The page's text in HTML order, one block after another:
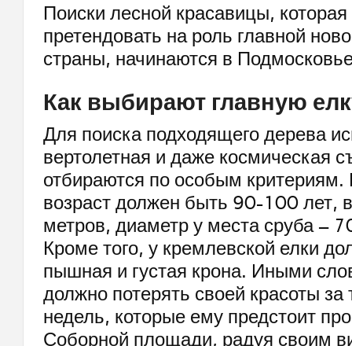
Поиски лесной красавицы,
претендовать на роль главной
страны, начинаются в
Как выбирают главную
Для поиска подходящего дерева
вертолетная и даже космическая
отбираются по особым критериям.
возраст должен быть 90-100 лет,
метров, диаметр у места сруба –
Кроме того, у кремлевской елки
пышная и густая крона. Иными
должно потерять своей красоты за
недель, которые ему предстоит
Соборной площади, радуя своим